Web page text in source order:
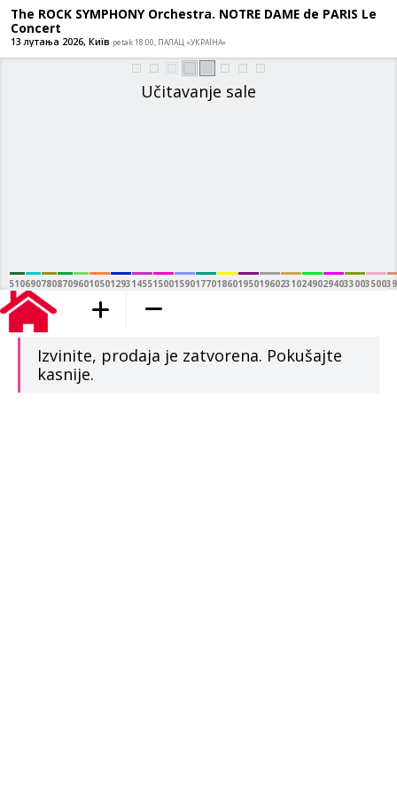
The ROCK SYMPHONY Orchestra.
Concert
13 лутања 2026, Київ petak 18:00, ПАЛАЦ «УКРАЇНА»
Učitavanje sale
51069078087096010501293145515001590177018601950196023102490294033003500
dodato u korpu
Izvinite, prodaja je zatvorena. Pokušajte
kasnije.